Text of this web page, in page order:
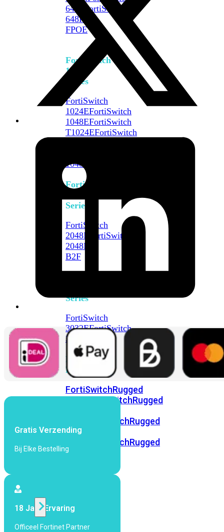
648F
FortiSwitch
648F-
FPOE
FortiSwitch
1000
Series
FortiSwitch
1024EFortiSwitch
1048EFortiSwitch
T1024EFortiSwitch
1048G
FortiSwitch
Series
FortiSwitch
2048F
FortiSwitch
2048F-
B2F
Series
FortiSwitch
3032EFortiSwitch
3032G
FortiSwitch
Ruggedized
FortiSwitchRugged
FortiSwitchRugged
FortiSwitchRugged
216F-
FortiSwitchRugged
424F-
Alle
Gratis Verzending
Bij Elke Bestelling
18 Jaar Ervaring
Officeel Fortinet Partner